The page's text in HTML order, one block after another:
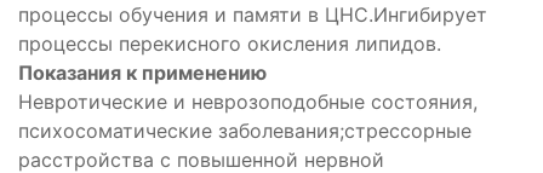
процессы обучения и памяти в ЦНС.Ингибирует
процессы перекисного окисления липидов.
Показания к применению
Невротические и неврозоподобные состояния,
психосоматические заболевания;стрессорные
расстройства с повышенной нервной